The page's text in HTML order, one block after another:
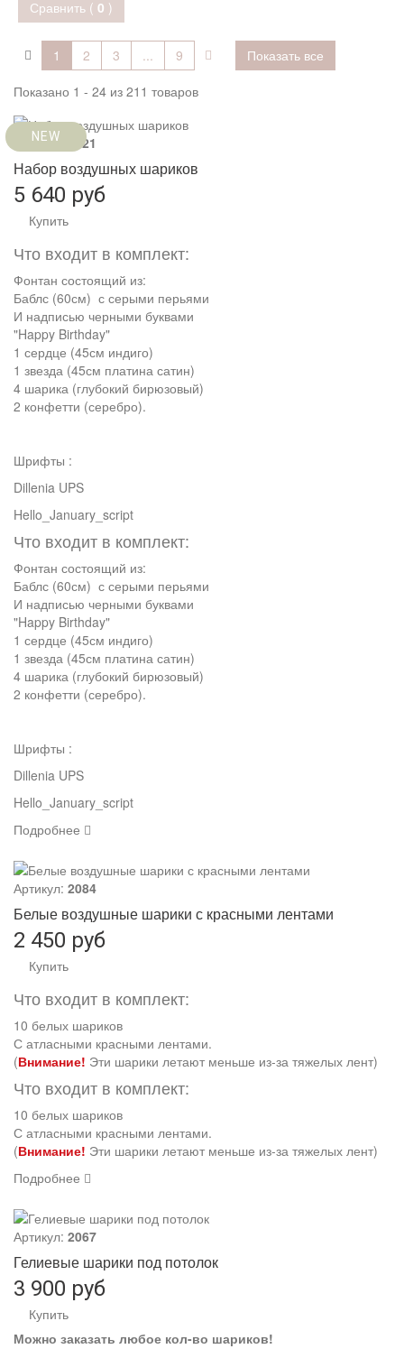
Сравнить ( 0 )
Показать все
1 2 3 ...
9
Показано 1 - 24 из 211 товаров
NEW
Артикул: 2121
Набор воздушных шариков
5 640 руб
Купить
Что входит в комплект:
Фонтан состоящий из:
Баблс (60см) с серыми перьями
И надписью черными буквами
"Happy Birthday"
1 сердце (45см индиго)
1 звезда (45см платина сатин)
4 шарика (глубокий бирюзовый)
2 конфетти (серебро).
Шрифты :
Dillenia UPS
Hello_January_script
Что входит в комплект:
Фонтан состоящий из:
Баблс (60см) с серыми перьями
И надписью черными буквами
"Happy Birthday"
1 сердце (45см индиго)
1 звезда (45см платина сатин)
4 шарика (глубокий бирюзовый)
2 конфетти (серебро).
Шрифты :
Dillenia UPS
Hello_January_script
Подробнее
Артикул: 2084
Белые воздушные шарики с красными лентами
2 450 руб
Купить
Что входит в комплект:
10 белых шариков
С атласными красными лентами.
(Внимание! Эти шарики летают меньше из-за тяжелых лент)
Что входит в комплект:
10 белых шариков
С атласными красными лентами.
(Внимание! Эти шарики летают меньше из-за тяжелых лент)
Подробнее
Артикул: 2067
Гелиевые шарики под потолок
3 900 руб
Купить
Можно заказать любое кол-во шариков!